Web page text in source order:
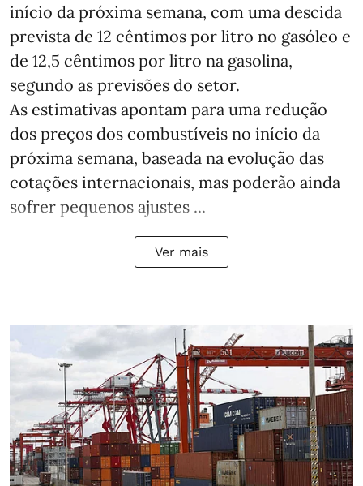
início da próxima semana, com uma descida
prevista de 12 cêntimos por litro no gasóleo e
de 12,5 cêntimos por litro na gasolina,
segundo as previsões do setor.
As estimativas apontam para uma redução
dos preços dos combustíveis no início da
próxima semana, baseada na evolução das
cotações internacionais, mas poderão ainda
sofrer pequenos ajustes ...
Ver mais